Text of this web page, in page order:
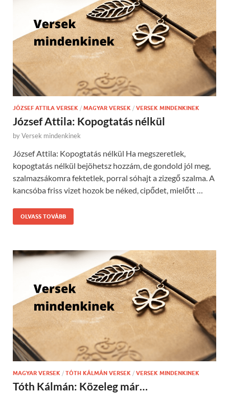
JÓZSEF ATTILA VERSEK / MAGYAR VERSEK / VERSEK MINDENKINEK
József Attila: Kopogtatás nélkül
byVersek mindenkinek
József Attila: Kopogtatás nélkül Ha megszeretlek,
kopogtatás nélkül bejöhetsz hozzám, de gondold jól meg,
szalmazsákomra fektetlek, porral sóhajt a zizegő szalma. A
kancsóba friss vizet hozok be néked, cipődet, mielőtt …
OLVASS TOVÁBB
MAGYAR VERSEK / TÓTH KÁLMÁN VERSEK / VERSEK MINDENKINEK
Tóth Kálmán: Közeleg már…